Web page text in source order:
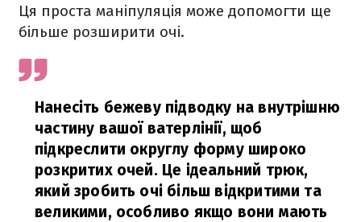
Ця проста маніпуляція може допомогти ще
більше розширити очі.
Нанесіть бежеву підводку на внутрішню
частину вашої ватерлінії, щоб
підкреслити округлу форму широко
розкритих очей. Це ідеальний трюк,
який зробить очі більш відкритими та
великими, особливо якщо вони мають